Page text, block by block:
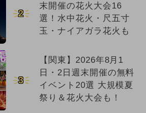
2
末開催の花火大会16
選！水中花火・尺五寸
玉・ナイアガラ花火も
3
【関東】2026年8月1
日・2日週末開催の無料
イベント20選 大規模夏
祭り＆花火大会も！